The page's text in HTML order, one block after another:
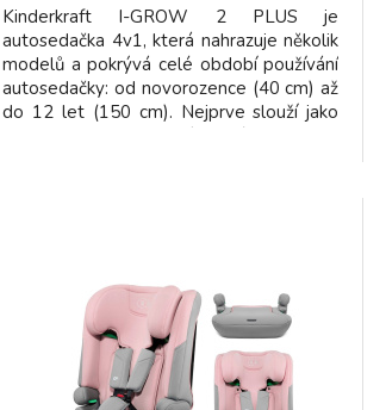
Kinderkraft I-GROW 2 PLUS je
autosedačka 4v1, která nahrazuje několik
modelů a pokrývá celé období používání
autosedačky: od novorozence (40 cm) až
do 12 let (150 cm). Nejprve slouží jako